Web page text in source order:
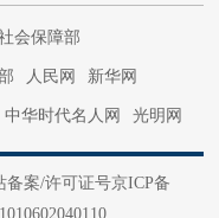
会保障部
人民网 新华网
中华时代名人网 光明网
光明网 国际在线
电总局 中国青年网
案/许可证号京ICP备